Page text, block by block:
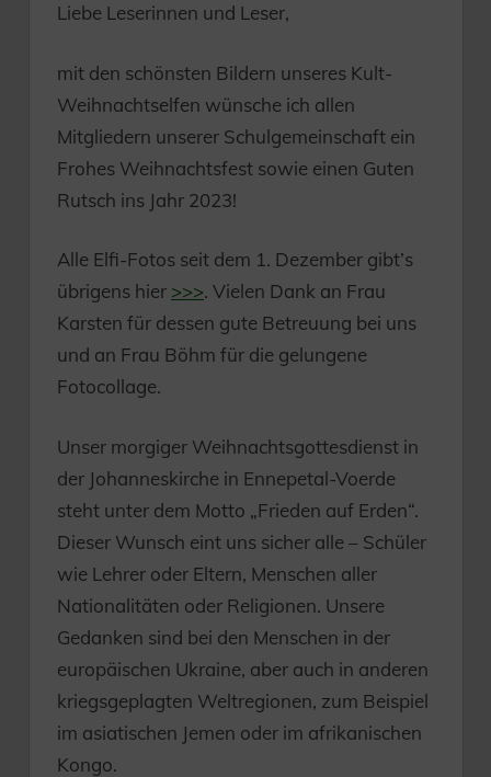
Liebe Leserinnen und Leser,
mit den schönsten Bildern unseres Kult-
Weihnachtselfen wünsche ich allen
Mitgliedern unserer Schulgemeinschaft ein
Frohes Weihnachtsfest sowie einen Guten
Rutsch ins Jahr 2023!
Alle Elfi-Fotos seit dem 1. Dezember gibt’s
übrigens hier >>>. Vielen Dank an Frau
Karsten für dessen gute Betreuung bei uns
und an Frau Böhm für die gelungene
Fotocollage.
Unser morgiger Weihnachtsgottesdienst in
der Johanneskirche in Ennepetal-Voerde
steht unter dem Motto „Frieden auf Erden“.
Dieser Wunsch eint uns sicher alle – Schüler
wie Lehrer oder Eltern, Menschen aller
Nationalitäten oder Religionen. Unsere
Gedanken sind bei den Menschen in der
europäischen Ukraine, aber auch in anderen
kriegsgeplagten Weltregionen, zum Beispiel
im asiatischen Jemen oder im afrikanischen
Kongo.